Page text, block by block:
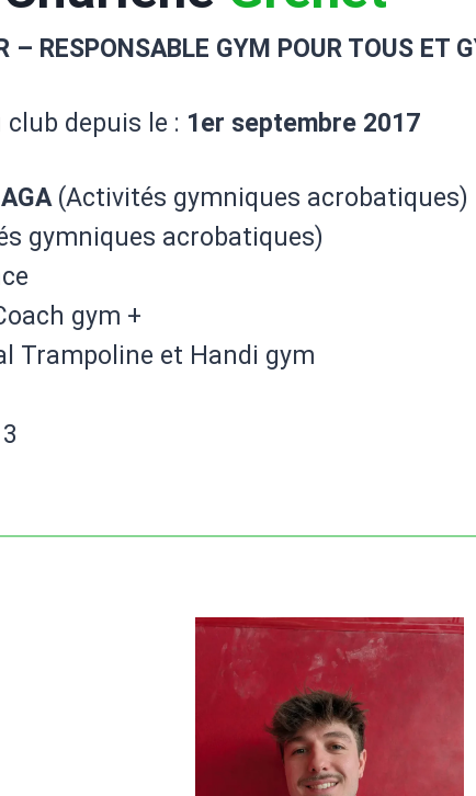
– RESPONSABLE GYM POUR TOUS ET
club depuis le : 1er septembre 2017
AGA(Activités gymniques acrobatiques)
gymniques acrobatiques)
gym +
Trampoline et Handi gym